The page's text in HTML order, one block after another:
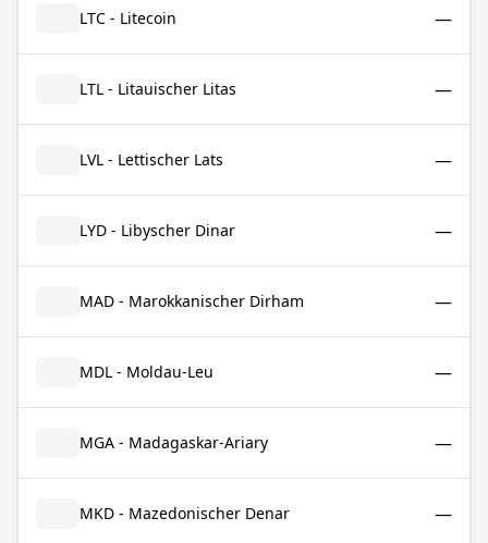
LTC - Litecoin —
LTL - Litauischer Litas —
LVL - Lettischer Lats —
LYD - Libyscher Dinar —
MAD - Marokkanischer Dirham —
MDL - Moldau-Leu —
MGA - Madagaskar-Ariary —
MKD - Mazedonischer Denar —